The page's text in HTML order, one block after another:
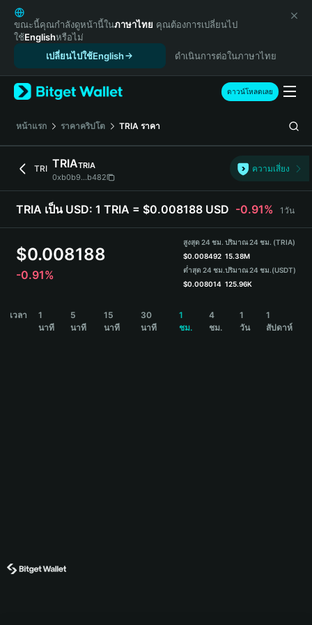
English
日本語
Tiếng Việt
Español (Latinoamérica)
Türkçe
Français
Deutsch
繁體中文
Português (Portugal)
Bahasa Indonesia
ภาษาไทย
Español
Español (Argentina)
ขณะนี้คุณกำลังดูหน้านี้ในภาษาไทย คุณต้องการเปลี่ยนไป
ใช้Englishหรือไม่
เปลี่ยนไปใช้English
ดำเนินการต่อในภาษาไทย
ดาวน์โหลดเลย
หน้าแรก ราคาคริปโต TRIA ราคา
TRI TRIATRIA
0xb0b9...b482
ความเสี่ยง
TRIA เป็น USD: 1 TRIA = $0.008188 USD -0.91% 1วัน
$0.008188
-0.91%
สูงสุด 24 ชม.
$0.008492
ต่ำสุด 24 ชม.
$0.008014
ปริมาณ 24 ชม. (TRIA)
15.38M
ปริมาณ 24 ชม.(USDT)
125.96K
เวลา
1
นาที
5
นาที
15
นาที
30
นาที
1
ชม.
4
ชม.
1
วัน
1
สัปดาห์